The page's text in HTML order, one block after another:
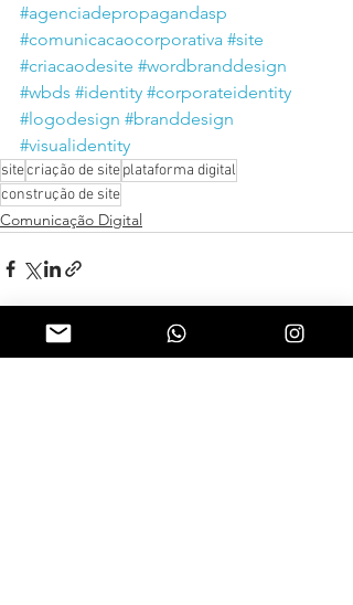
#agenciadepropagandasp
#comunicacaocorporativa #site
#criacaodesite #wordbranddesign
#wbds #identity #corporateidentity
#logodesign #branddesign
#visualidentity
sitecriação de siteplataforma digital
construção de site
Comunicação Digital